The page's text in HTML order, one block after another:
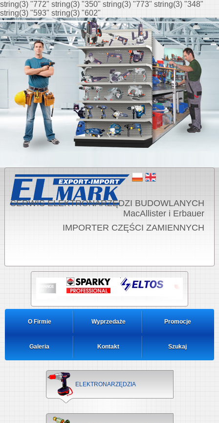
string(3) "772" string(3) "350" string(3) "773" string(3) "348"
string(3) "593" string(3) "602"
SERWIS ELEKTRONARZĘDZI BUDOWLANYCH
MacAllister i Erbauer
IMPORTER CZĘŚCI ZAMIENNYCH
O Firmie Wyprzedaże Promocje
Galeria Kontakt Szukaj
ELEKTRONARZĘDZIA